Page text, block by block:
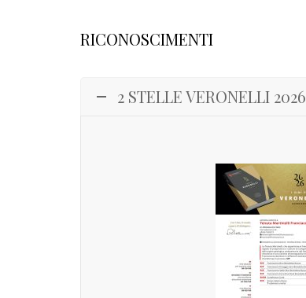
RICONOSCIMENTI
2 STELLE VERONELLI 2026